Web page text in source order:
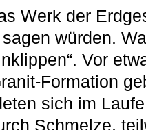
Werk der
würden.
Vor
Formation
sich im
Schmelze,